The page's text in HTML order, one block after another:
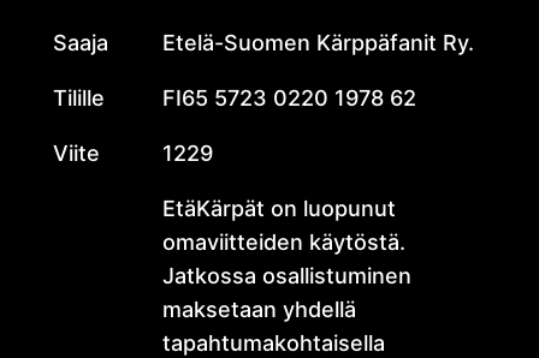
Saaja Etelä-Suomen Kärppäfanit Ry.
Tilille FI65 5723 0220 1978 62
Viite 1229
EtäKärpät on luopunut
omaviitteiden käytöstä.
Jatkossa osallistuminen
maksetaan yhdellä
tapahtumakohtaisella